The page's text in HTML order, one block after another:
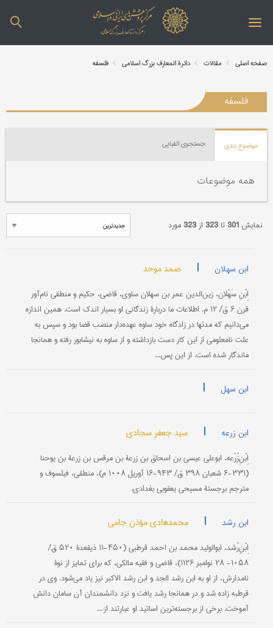
صفحه اصلی مقالات دائرة المعارف بزرگ اسلامی فلسفه
فلسفه
موضوع بندی جستجوی الفبایی
همه موضوعات
نمایش 301 تا323 از323 مورد
ابن سهلان | صمد موحد
اِبْنِ سَهْلان، زين‌الدين عمر بن سهلان ساوی، قاضی، حكيم و منطقی نام‌آور
قرن ۶ ق/ ۱۲ م. اطلاعات ما دربارۀ زندگانی او بسيار اندك است. همين اندازه
می‌دانيم كه مدتها در زادگاه خود ساوه عهده‌دار منصب قضا بود و سپس به
علت نامعلومی از اين كار دست بازداشته و از ساوه به نيشابور رفته و همانجا
ماندگار شده است. از اين پس...
ابن سهل |
ابن زرعه | سید جعفر سجادی
اِبْنِ‌زُرْعه‌، ابوعلی‌ عيسی‌ بن‌ اسحاق‌ بن‌ زرعة بن‌ مرقس‌ بن‌ زرعة بن‌ يوحنا
(۳۳۱-۶ شعبان‌ ۳۹۸ ق‌/ ۹۴۳-۱۶ آوريل‌ ۱۰۰۸ م‌)، منطقی‌، فيلسوف‌ و
مترجم‌ برجستۀ مسيحی‌ يعقوبی‌ بغدادی‌.
ابن رشد | محمدهادی مؤذن جامی
اِبْنِ‌رُشد، ابوالولید محمد بن احمد قرطبی (۴۵۰-۱۱ ذیقعدۀ ۵۲۰ ق/
۱۰۵۸- ۲۸ نوامبر ۱۱۲۶)، قاضی و فقیه مالكی، كه برای تمایز از نوۀ
نامدارش، از او به ابن رشد الجد و ابن رشد الاكبر نیز یاد می‌شود. وی در
قرطبه زاده شد و در همانجا رشد یافت و نزد دانشمندان آن سامان دانش
آموخت. برخی از برجسته‌ترین اساتید او عبارتند از:...